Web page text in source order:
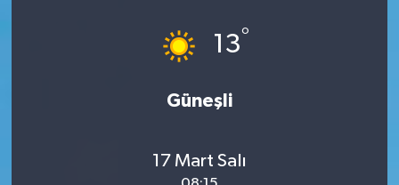
13°
Güneşli
17 Mart Salı